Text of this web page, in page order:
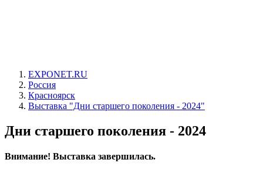
EXPONET.RU
Россия
Красноярск
Выставка "Дни старшего поколения - 2024"
Дни старшего поколения - 2024
Внимание! Выставка завершилась.